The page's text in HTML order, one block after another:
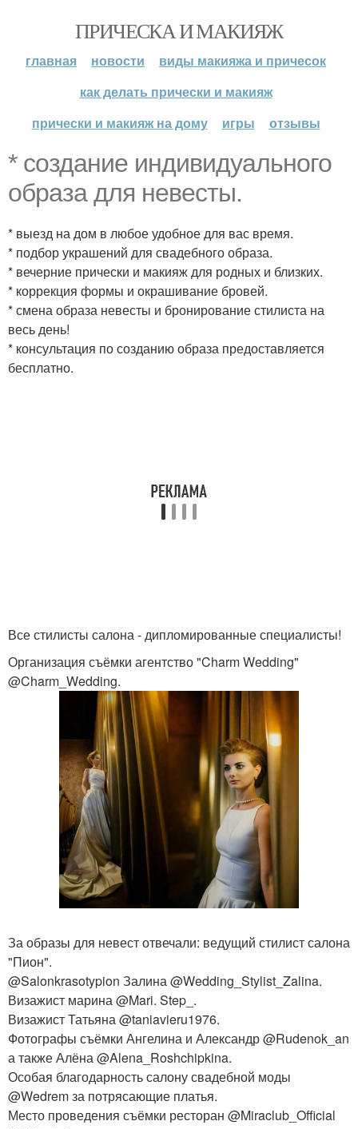
ПРИЧЕСКА И МАКИЯЖ
главная новости
виды макияжа и причесок
как делать прически и макияж
прически и макияж на дому
игры отзывы
* создание индивидуального
образа для невесты.
* выезд на дом в любое удобное для вас время.
* подбор украшений для свадебного образа.
* вечерние прически и макияж для родных и близких.
* коррекция формы и окрашивание бровей.
* смена образа невесты и бронирование стилиста на
весь день!
* консультация по созданию образа предоставляется
бесплатно.
Все стилисты салона - дипломированные специалисты!
Организация съёмки агентство "Charm Wedding"
@Charm_Wedding.
За образы для невест отвечали: ведущий стилист салона
"Пион".
@Salonkrasotypion Залина @Wedding_Stylist_Zalina.
Визажист марина @Mari. Step_.
Визажист Татьяна @taniavieru1976.
Фотографы съёмки Ангелина и Александр @Rudenok_an
а также Алёна @Alena_Roshchipkina.
Особая благодарность салону свадебной моды
@Wedrem за потрясающие платья.
Место проведения съёмки ресторан @Miraclub_Official